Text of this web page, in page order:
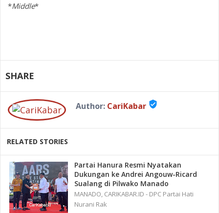
*Middle*
SHARE
Author: CariKabar verified_user
RELATED STORIES
Partai Hanura Resmi Nyatakan
Dukungan ke Andrei Angouw-Ricard
Sualang di Pilwako Manado
MANADO, CARIKABAR.ID - DPC Partai Hati
Nurani Rak